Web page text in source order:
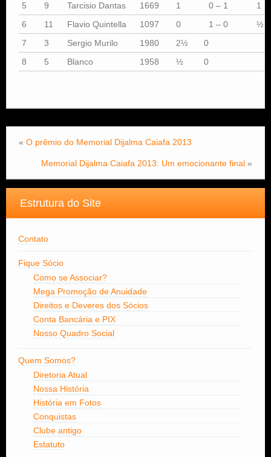
5
9 Tarcisio Dantas 1669 1 0 – 1
1
6
11 Flavio Quintella 1097 0 1 – 0
½
7
3 Sergio Murilo 1980 2½
0
8
5 Blanco 1958 ½ 0
« O prêmio do Memorial Dijalma Caiafa 2013
Memorial Dijalma Caiafa 2013: Um emocionante final »
Estrutura do Site
Contato
Fique Sócio
Como se Associar?
Mega Promoção de Anuidade
Direitos e Deveres dos Sócios
Conta Bancária e PIX
Nosso Quadro Social
Quem Somos?
Diretoria Atual
Nossa História
História em Fotos
Conquistas
Clube antigo
Estatuto